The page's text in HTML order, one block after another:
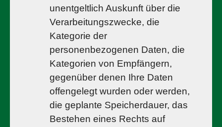
unentgeltlich Auskunft über die
Verarbeitungszwecke, die
Kategorie der
personenbezogenen Daten, die
Kategorien von Empfängern,
gegenüber denen Ihre Daten
offengelegt wurden oder werden,
die geplante Speicherdauer, das
Bestehen eines Rechts auf